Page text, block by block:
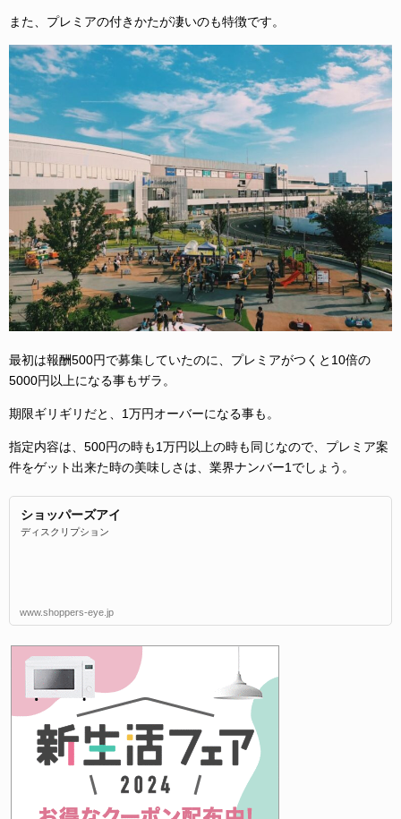
また、プレミアの付きかたが凄いのも特徴です。
最初は報酬500円で募集していたのに、プレミアがつくと10倍の
5000円以上になる事もザラ。
期限ギリギリだと、1万円オーバーになる事も。
指定内容は、500円の時も1万円以上の時も同じなので、プレミア案
件をゲット出来た時の美味しさは、業界ナンバー1でしょう。
ショッパーズアイ
ディスクリプション
www.shoppers-eye.jp